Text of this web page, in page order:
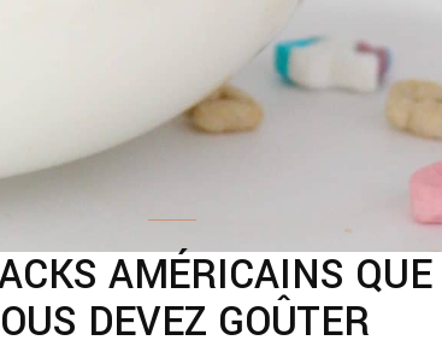
AMÉRICAINS QUE
DEVEZ GOÛTER